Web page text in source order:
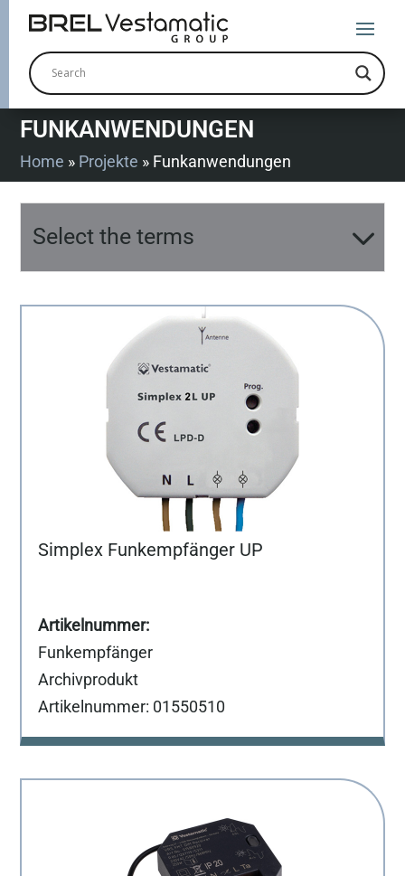
FUNKANWENDUNGEN
Home » Projekte » Funkanwendungen
Select the terms
Simplex Funkempfänger UP
Funkempfänger
Archivprodukt
Artikelnummer: 01550510